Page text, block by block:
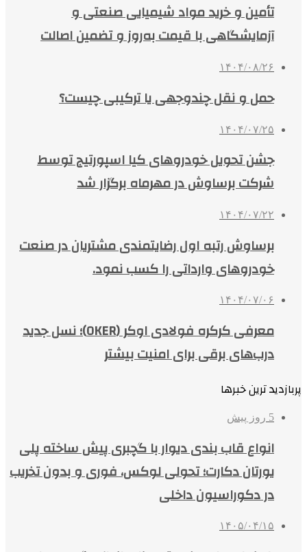
تأمین و خرید مواد شیمیایی صنعتی و
آزمایشگاهی با قیمت به‌روز و تضمین اصالت
۱۴۰۴/۰۸/۲۶
حمل و نقل چندوجهی یا ترکیبی چیست؟
۱۴۰۴/۰۷/۲۵
جشن تحویل خودروهای کیا اسپورتیج توسط
شرکت برساوش در مهرماه برگزار شد
۱۴۰۴/۰۷/۲۲
برساوش رتبه اول رضایتمندی مشتریان در صنعت
خودروهای وارداتی را کسب نمود.
۱۴۰۴/۰۷/۰۶
معرفی کرکره فولادی اوکر (OKER)؛ نسل جدید
درب‌های برقی برای امنیت بیشتر
پربازدید ترین خبرها
5 روز پیش
انواع قاب بندی دیوار با گچبری پیش ساخته پلی
یورتان دکارت؛ تحولی لوکس، فوری و بدون تخریب
در دکوراسیون داخلی
۱۴۰۵/۰۴/۱۵